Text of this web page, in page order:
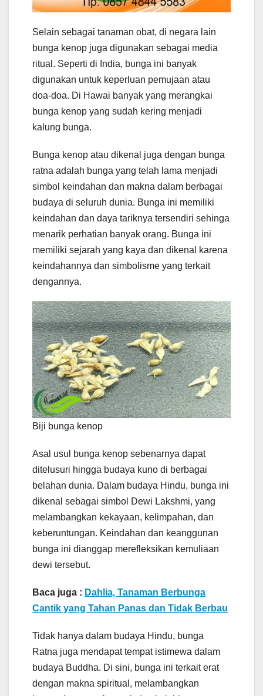
Selain sebagai tanaman obat, di negara lain
bunga kenop juga digunakan sebagai media
ritual. Seperti di India, bunga ini banyak
digunakan untuk keperluan pemujaan atau
doa-doa. Di Hawai banyak yang merangkai
bunga kenop yang sudah kering menjadi
kalung bunga.
Bunga kenop atau dikenal juga dengan bunga
ratna adalah bunga yang telah lama menjadi
simbol keindahan dan makna dalam berbagai
budaya di seluruh dunia. Bunga ini memiliki
keindahan dan daya tariknya tersendiri sehinga
menarik perhatian banyak orang. Bunga ini
memiliki sejarah yang kaya dan dikenal karena
keindahannya dan simbolisme yang terkait
dengannya.
Biji bunga kenop
Asal usul bunga kenop sebenarnya dapat
ditelusuri hingga budaya kuno di berbagai
belahan dunia. Dalam budaya Hindu, bunga ini
dikenal sebagai simbol Dewi Lakshmi, yang
melambangkan kekayaan, kelimpahan, dan
keberuntungan. Keindahan dan keanggunan
bunga ini dianggap merefleksikan kemuliaan
dewi tersebut.
Baca juga : Dahlia, Tanaman Berbunga
Cantik yang Tahan Panas dan Tidak Berbau
Tidak hanya dalam budaya Hindu, bunga
Ratna juga mendapat tempat istimewa dalam
budaya Buddha. Di sini, bunga ini terkait erat
dengan makna spiritual, melambangkan